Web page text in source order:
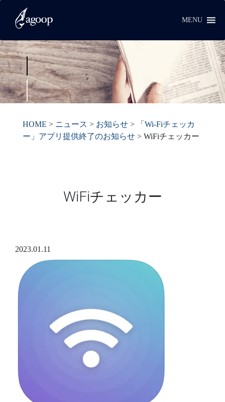
MENU
HOME > ニュース > お知らせ>
「Wi-Fiチェッカ
ー」アプリ提供終了のお知らせ> WiFiチェッカー
WiFiチェッカー
2023.01.11